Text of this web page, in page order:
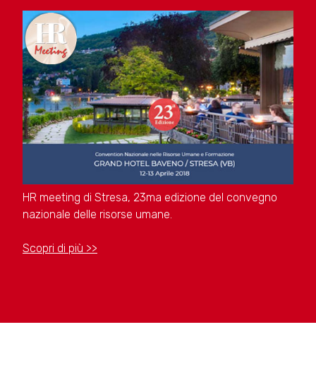
HR meeting di Stresa, 23ma edizione del convegno
nazionale delle risorse umane.
Scopri di più >>